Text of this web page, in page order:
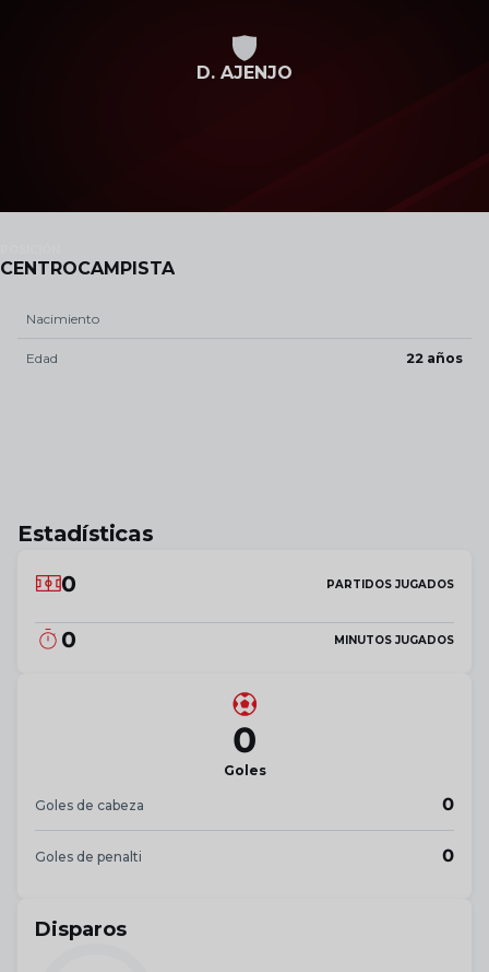
D. AJENJO
CENTROCAMPISTA
Nacimiento
Edad 22 años
Estadísticas
0
PARTIDOS JUGADOS
0 MINUTOS JUGADOS
0
Goles
Goles de cabeza 0
Goles de penalti 0
Disparos